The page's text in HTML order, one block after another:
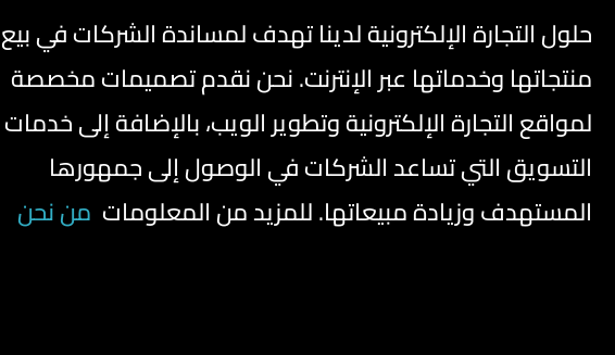
حلول التجارة الإلكترونية لدينا تهدف لمساندة الشركات في بيع
منتجاتها وخدماتها عبر الإنترنت. نحن نقدم تصميمات مخصصة
لمواقع التجارة الإلكترونية وتطوير الويب، بالإضافة إلى خدمات
التسويق التي تساعد الشركات في الوصول إلى جمهورها
المستهدف وزيادة مبيعاتها. للمزيد من المعلومات من نحن